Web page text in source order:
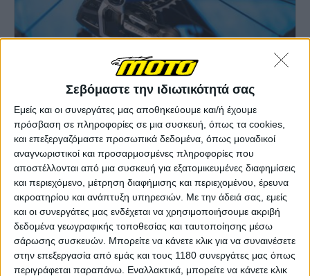
Σεβόμαστε την ιδιωτικότητά σας
Εμείς και οι συνεργάτες μας αποθηκεύουμε και/ή έχουμε
πρόσβαση σε πληροφορίες σε μια συσκευή, όπως τα cookies,
και επεξεργαζόμαστε προσωπικά δεδομένα, όπως μοναδικοί
αναγνωριστικοί και προσαρμοσμένες πληροφορίες που
αποστέλλονται από μια συσκευή για εξατομικευμένες διαφημίσεις
και περιεχόμενο, μέτρηση διαφήμισης και περιεχομένου, έρευνα
ακροατηρίου και ανάπτυξη υπηρεσιών. Με την άδειά σας, εμείς
και οι συνεργάτες μας ενδέχεται να χρησιμοποιήσουμε ακριβή
δεδομένα γεωγραφικής τοποθεσίας και ταυτοποίησης μέσω
σάρωσης συσκευών. Μπορείτε να κάνετε κλικ για να συναινέσετε
στην επεξεργασία από εμάς και τους 1180 συνεργάτες μας όπως
περιγράφεται παραπάνω. Εναλλακτικά, μπορείτε να κάνετε κλικ